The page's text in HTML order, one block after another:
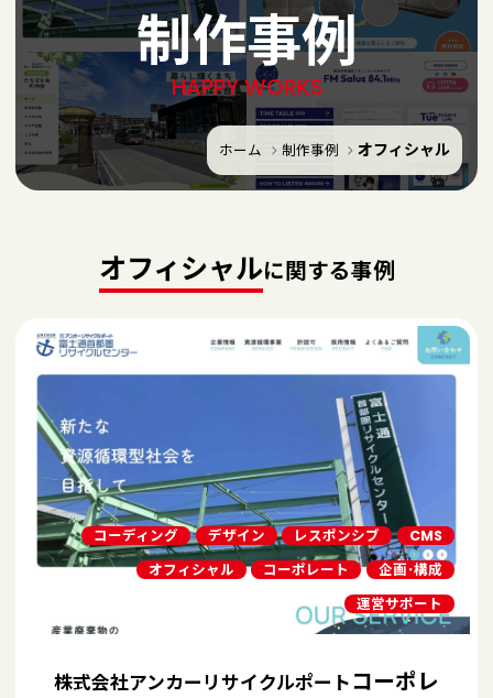
制作事例
HAPPY WORKS
ホーム 制作事例 オフィシャル
オフィシャルに関する事例
コーディング デザイン レスポンシブ
CMS
オフィシャル
コーポレート
企画･構成
運営サポート
株式会社アンカーリサイクルポート コーポレ